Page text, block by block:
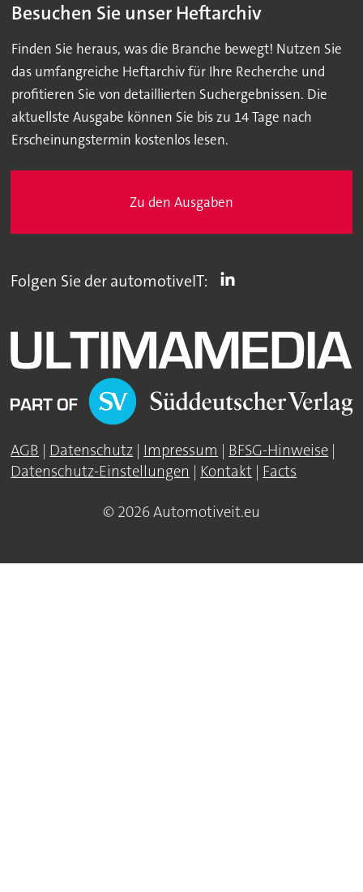
Besuchen Sie unser Heftarchiv
Finden Sie heraus, was die Branche bewegt! Nutzen Sie
das umfangreiche Heftarchiv für Ihre Recherche und
profitieren Sie von detaillierten Suchergebnissen. Die
aktuellste Ausgabe können Sie bis zu 14 Tage nach
Erscheinungstermin kostenlos lesen.
Zu den Ausgaben
Folgen Sie der automotiveIT:
AGB Datenschutz Impressum BFSG-Hinweise
Datenschutz-Einstellungen
Kontakt Facts
© 2026 Automotiveit.eu